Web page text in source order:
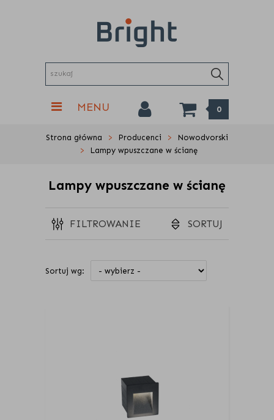
MENU 0
Strona główna Producenci
Nowodvorski
Lampy wpuszczane w ścianę
Lampy wpuszczane w ścianę
FILTROWANIE SORTUJ
Sortuj wg: